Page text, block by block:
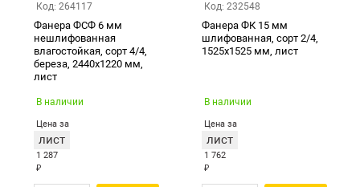
Код: 264117
Фанера ФСФ 6 мм
нешлифованная
влагостойкая, сорт 4/4,
береза, 2440х1220 мм,
лист
В наличии
Цена за
лист
1 287
₽
Код: 232548
Фанера ФК 15 мм
шлифованная, сорт 2/4,
1525х1525 мм, лист
В наличии
Цена за
лист
1 762
₽